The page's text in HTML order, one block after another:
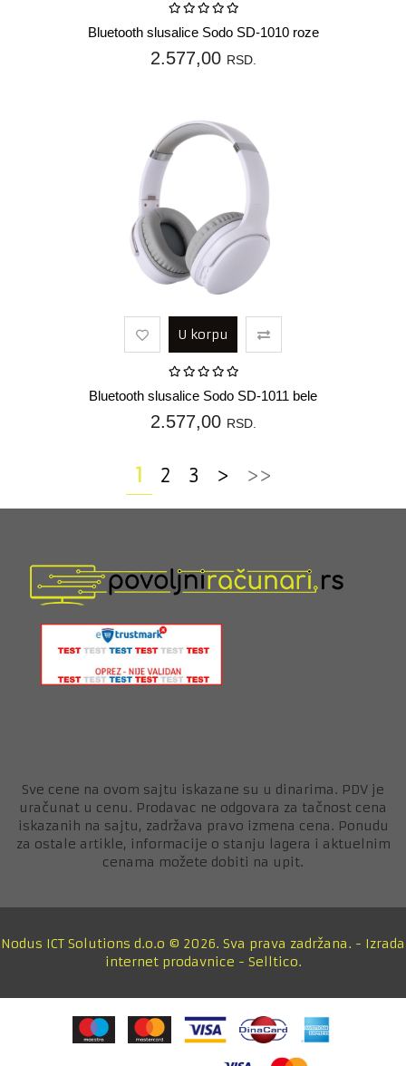
Bluetooth slusalice Sodo SD-1010 roze
2.577,00 RSD.
U korpu
Bluetooth slusalice Sodo SD-1011 bele
2.577,00 RSD.
1 2 3 > >>
Sve cene na ovom sajtu iskazane su u dinarima. PDV je
uračunat u cenu. Prodavac ne odgovara za tačnost cena
iskazanih na sajtu, zadržava pravo izmena cena. Ponudu
za ostale artikle, informacije o stanju lagera i aktuelnim
cenama možete dobiti na upit.
Nodus ICT Solutions d.o.o © 2026. Sva prava zadržana. - Izrada
internet prodavnice - Selltico.